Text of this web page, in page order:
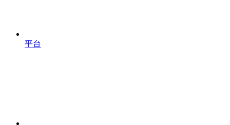
平台